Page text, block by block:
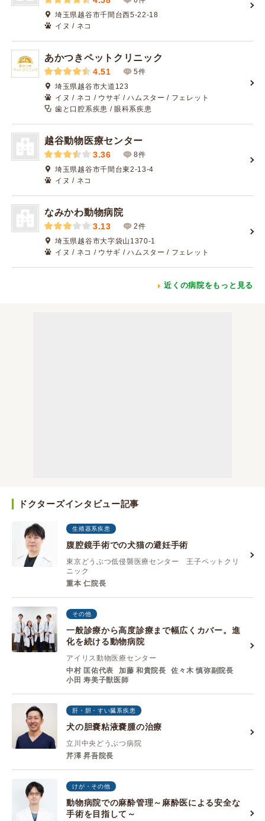
埼玉県越谷市千間台西5-22-18
イヌ / ネコ
あかつきペットクリニック
4.51
5件
埼玉県越谷市大道123
イヌ / ネコ / ウサギ / ハムスター / フェレット
歯と口腔系疾患 / 眼科系疾患
越谷動物医療センター
3.36
8件
埼玉県越谷市千間台東2-13-4
イヌ / ネコ
なみかわ動物病院
3.13
2件
埼玉県越谷市大字袋山1370-1
イヌ / ネコ / ウサギ / ハムスター / フェレット
近くの病院をもっと見る
ドクターズインタビュー記事
生殖器系疾患
腹腔鏡手術での犬猫の避妊手術
東京どうぶつ低侵襲医療センター 王子ペットクリ
ニック
重本 仁院長
その他
一般診療から高度診療まで幅広くカバー。進
化を続ける動物病院
アイリス動物医療センター
中村 匡佑代表
加藤 和貴院⻑
佐々⽊ 慎弥副院⻑
⼩⽥ 寿美⼦獣医師
肝・胆・すい臓系疾患
犬の胆嚢粘液嚢腫の治療
立川中央どうぶつ病院
芹澤 昇吾院長
けが・その他
動物病院での麻酔管理～麻酔医による安全な
手術を目指して～